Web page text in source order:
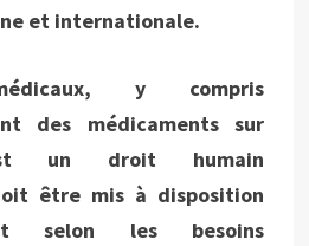
et internationale.
y compris
des médicaments sur
un droit humain
être mis à disposition
selon les besoins